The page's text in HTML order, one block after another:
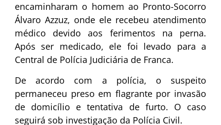
encaminharam o homem ao Pronto-Socorro
Álvaro Azzuz, onde ele recebeu atendimento
médico devido aos ferimentos na perna.
Após ser medicado, ele foi levado para a
Central de Polícia Judiciária de Franca.
De acordo com a polícia, o suspeito
permaneceu preso em flagrante por invasão
de domicílio e tentativa de furto. O caso
seguirá sob investigação da Polícia Civil.